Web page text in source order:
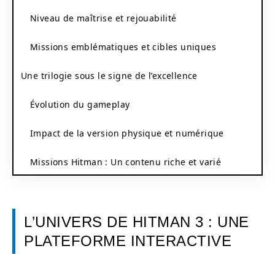
Niveau de maîtrise et rejouabilité
Missions emblématiques et cibles uniques
Une trilogie sous le signe de l’excellence
Évolution du gameplay
Impact de la version physique et numérique
Missions Hitman : Un contenu riche et varié
L’UNIVERS DE HITMAN 3 : UNE
PLATEFORME INTERACTIVE